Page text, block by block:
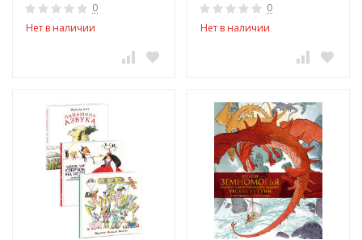
0
Нет в наличии
0
Нет в наличии